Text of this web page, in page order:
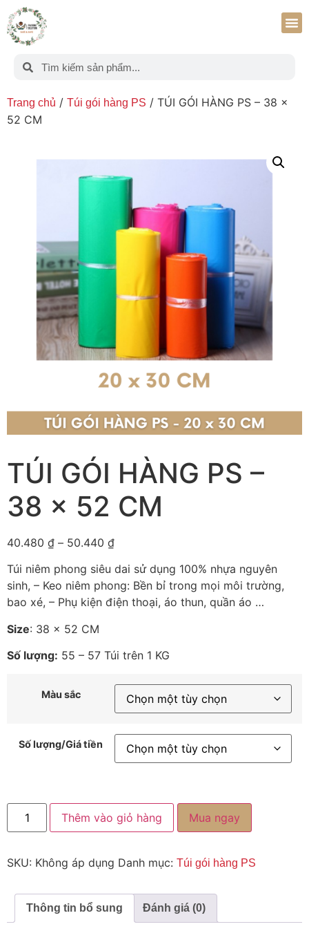
Trang chủ / Túi gói hàng PS / TÚI GÓI HÀNG PS – 38 x
52 CM
TÚI GÓI HÀNG PS –
38 x 52 CM
40.480 ₫ – 50.440 ₫
Túi niêm phong siêu dai sử dụng 100% nhựa nguyên
sinh, – Keo niêm phong: Bền bỉ trong mọi môi trường,
bao xé, – Phụ kiện điện thoại, áo thun, quần áo …
Size: 38 x 52 CM
Số lượng: 55 – 57 Túi trên 1 KG
Màu sắc
Số lượng/Giá tiền
Thêm vào giỏ hàng Mua ngay
SKU: Không áp dụng Danh mục: Túi gói hàng PS
Thông tin bổ sung Đánh giá (0)